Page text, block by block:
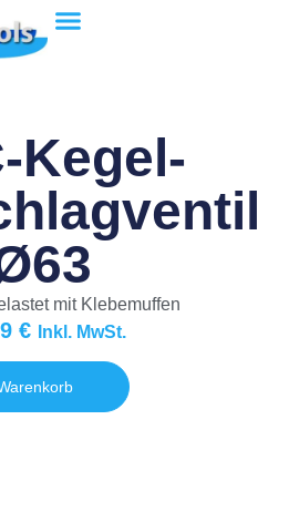
Kegel-
mit Klebemuffen
€ Inkl. MwSt.